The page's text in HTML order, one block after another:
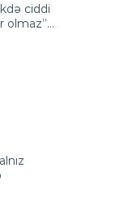
ciddi
olmaz”…